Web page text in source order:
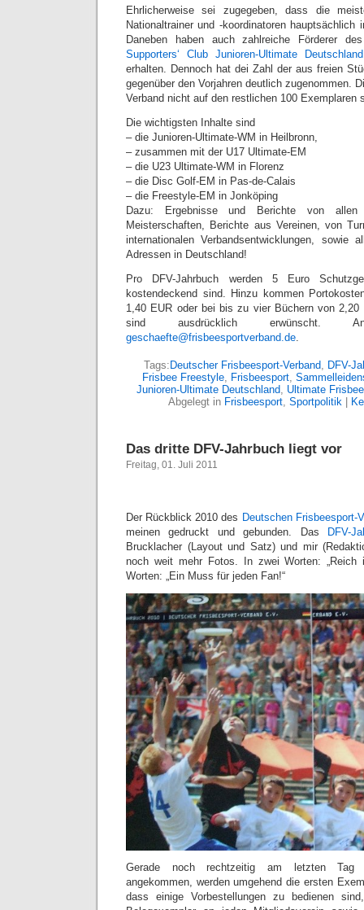
Ehrlicherweise sei zugegeben, dass die
Nationaltrainer und -koordinatoren hauptsächlich
Daneben haben auch zahlreiche Förderer
Supporters‘ Club Junioren-Ultimate Deutschland
erhalten. Dennoch hat dei Zahl der aus freien
gegenüber den Vorjahren deutlich zugenommen.
Verband nicht auf den restlichen 100 Exemplaren
Die wichtigsten Inhalte sind
– die Junioren-Ultimate-WM in Heilbronn,
– zusammen mit der U17 Ultimate-EM
– die U23 Ultimate-WM in Florenz
– die Disc Golf-EM in Pas-de-Calais
– die Freestyle-EM in Jonköping
Dazu: Ergebnisse und Berichte von allen
Meisterschaften, Berichte aus Vereinen, von
internationalen Verbandsentwicklungen, sowie
Adressen in Deutschland!
Pro DFV-Jahrbuch werden 5 Euro
kostendeckend sind. Hinzu kommen
1,40 EUR oder bei bis zu vier Büchern von 2,20
sind ausdrücklich erwünscht.
geschaefte@frisbeesportverband.de.
Tags: Deutscher Frisbeesport-Verband, DFV-
Frisbee Freestyle, Frisbeesport,
Junioren-Ultimate Deutschland, Ultimate Frisbee
Abgelegt in Frisbeesport, Sportpolitik|
Das dritte DFV-Jahrbuch liegt vor
Freitag, 01. Juli 2011
Der Rückblick 2010 des Deutschen Frisbeesport-
meinen gedruckt und gebunden. Das
DFV-
Brucklacher (Layout und Satz) und mir
noch weit mehr Fotos. In zwei Worten: „Reich
Worten: „Ein Muss für jeden Fan!“
Gerade noch rechtzeitig am letzten Tag
angekommen, werden umgehend die ersten
dass einige Vorbestellungen zu bedienen